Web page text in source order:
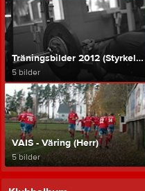
Träningsbilder 2012 (Styrkelyft)
5 bilder
VAIS - Väring (Herr)
5 bilder